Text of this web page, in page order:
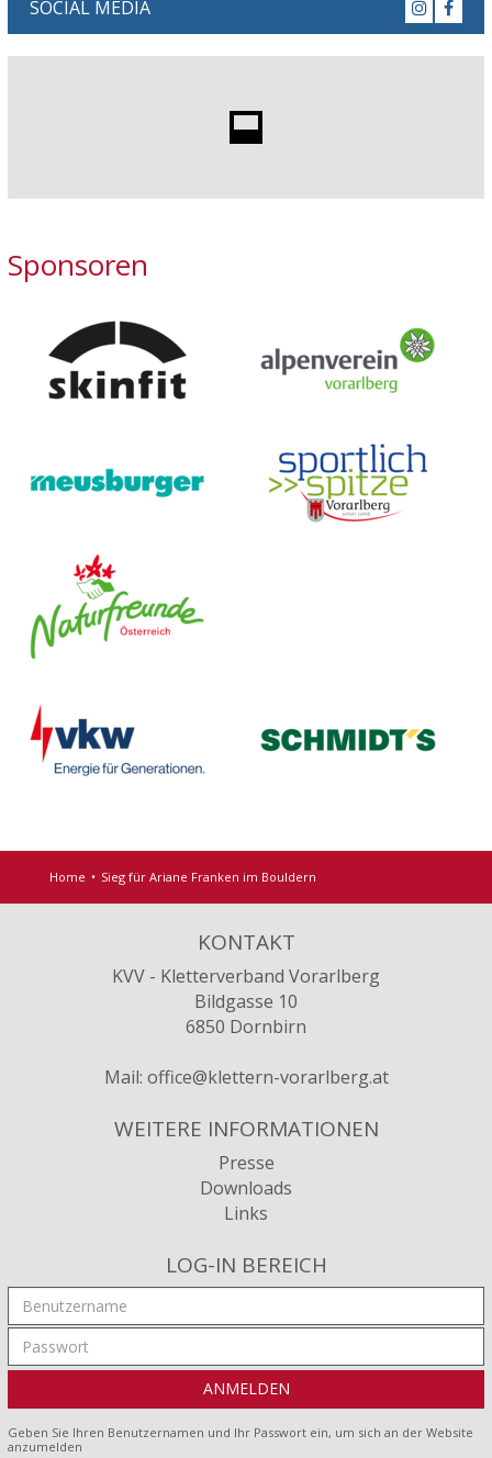
SOCIAL MEDIA
Sponsoren
Home Sieg für Ariane Franken im Bouldern
KONTAKT
KVV - Kletterverband Vorarlberg
Bildgasse 10
6850 Dornbirn
Mail: office@klettern-vorarlberg.at
WEITERE INFORMATIONEN
Presse
Downloads
Links
LOG-IN BEREICH
Geben Sie Ihren Benutzernamen und Ihr Passwort ein, um sich an der Website
anzumelden